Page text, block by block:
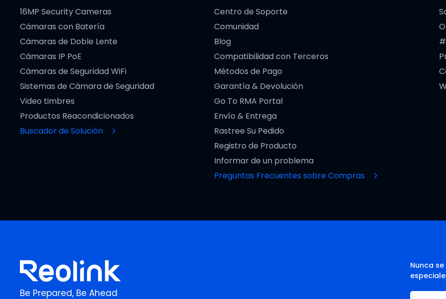
16MP Security Cameras
Cámaras con Batería
Cámaras de Doble Lente
Cámaras IP PoE
Cámaras de Seguridad WiFi
Sistemas de Cámara de Seguridad
Video timbres
Productos Reacondicionados
Buscador de Solución
Centro de Soporte
Comunidad
Blog
Compatibilidad con Terceros
Métodos de Pago
Garantía & Devolución
Go To RMA Portal
Envío & Entrega
Rastree Su Pedido
Registro de Producto
Informar de un problema
Preguntas Frecuentes sobre Compras
Be Prepared, Be Ahead
Nunca